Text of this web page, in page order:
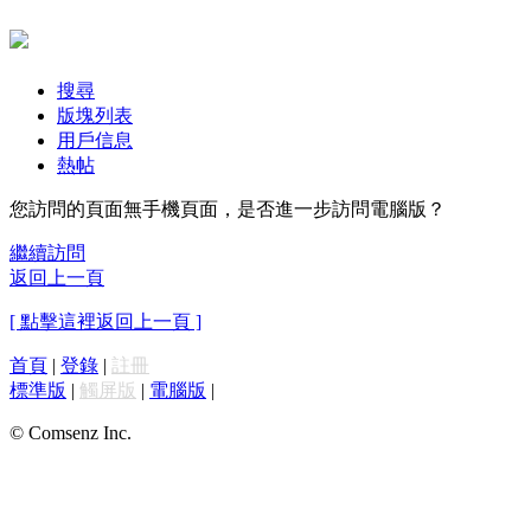
搜尋
版塊列表
用戶信息
熱帖
您訪問的頁面無手機頁面，是否進一步訪問電腦版？
繼續訪問
返回上一頁
[ 點擊這裡返回上一頁 ]
首頁 | 登錄 | 註冊
標準版 | 觸屏版 | 電腦版 |
© Comsenz Inc.